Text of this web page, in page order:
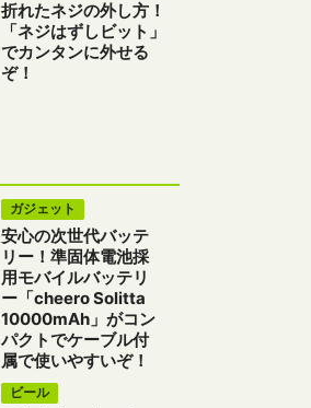
折れたネジの外し方！
「ネジはずしビット」
でカンタンに外せる
ぞ！
ガジェット
安心の次世代バッテ
リー！準固体電池採
用モバイルバッテリ
ー「cheero Solitta
10000mAh」がコン
パクトでケーブル付
属で使いやすいぞ！
ビール